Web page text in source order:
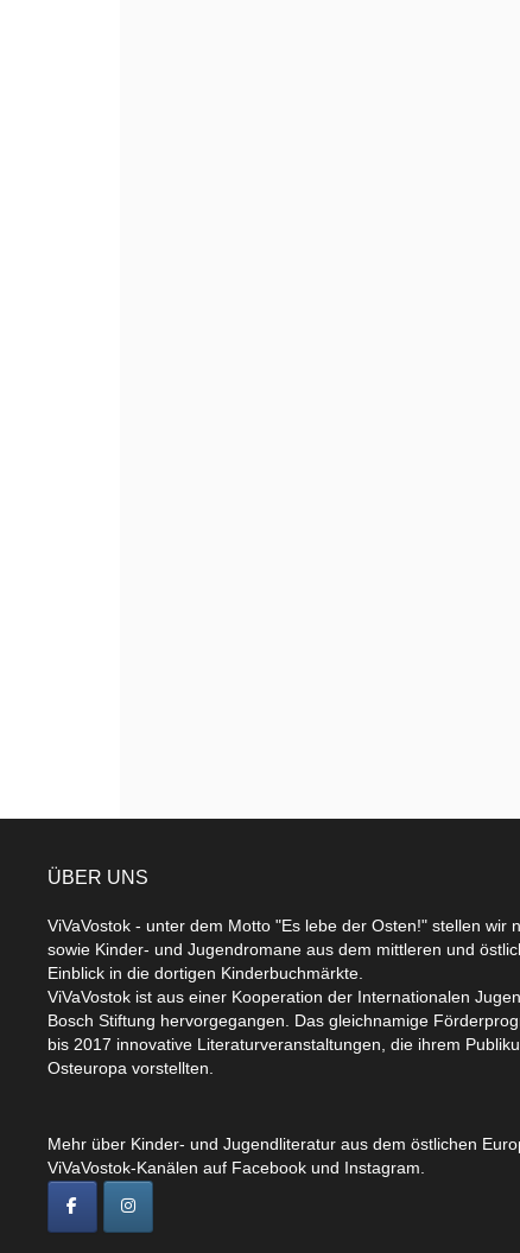
ÜBER UNS
ViVaVostok - unter dem Motto "Es lebe der Osten!" stellen wir
sowie Kinder- und Jugendromane aus dem mittleren und
Einblick in die dortigen Kinderbuchmärkte.
ViVaVostok ist aus einer Kooperation der Internationalen
Bosch Stiftung hervorgegangen. Das gleichnamige
bis 2017 innovative Literaturveranstaltungen, die ihrem
Osteuropa vorstellten.
Mehr über Kinder- und Jugendliteratur aus dem östlichen
ViVaVostok-Kanälen auf Facebook und Instagram.